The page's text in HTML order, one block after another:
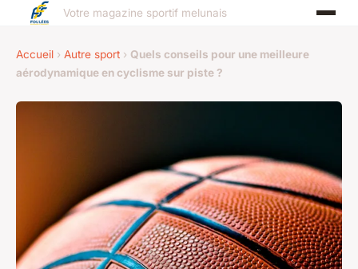
Votre magazine sportif melunais
Accueil › Autre sport › Quels conseils pour une meilleure
aérodynamique en cyclisme sur piste ?